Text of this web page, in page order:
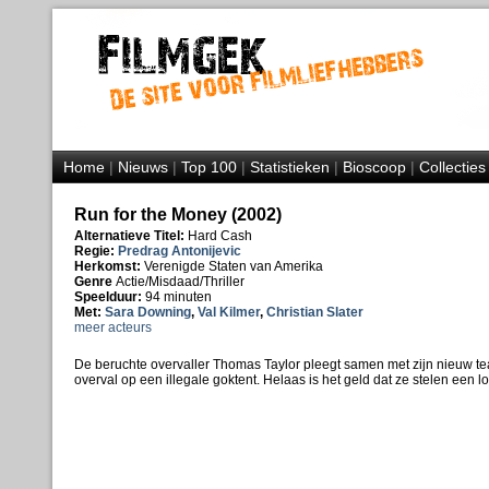
Home|Nieuws|Top 100|Statistieken|Bioscoop|Collecties
Run for the Money (2002)
Alternatieve Titel: Hard Cash
Regie: Predrag Antonijevic
Herkomst: Verenigde Staten van Amerika
Genre Actie/Misdaad/Thriller
Speelduur: 94 minuten
Met: Sara Downing, Val Kilmer, Christian Slater
meer acteurs
De beruchte overvaller Thomas Taylor pleegt samen met zijn nieuw
overval op een illegale goktent. Helaas is het geld dat ze stelen een